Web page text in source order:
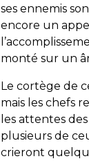
ses ennemis
encore un
monté sur un
Le cortège de
mais les chefs
les attentes
plusieurs de
crieront